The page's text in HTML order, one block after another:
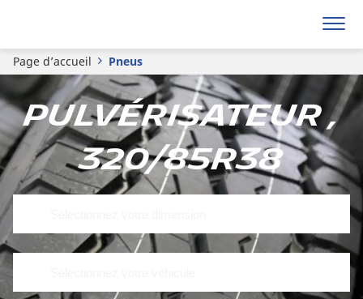
Page d’accueil Pneus
Pulvérisateur ,
320/85R38